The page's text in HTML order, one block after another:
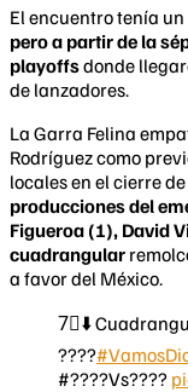
El encuentro tenía
pero a partir de la
playoffsdonde
de lanzadores.
La Garra Felina
Rodríguez como
locales en el cierre
producciones del
Figueroa (1), David
cuadrangular
a favor del México.
7⃣⬇️
????
#????Vs????